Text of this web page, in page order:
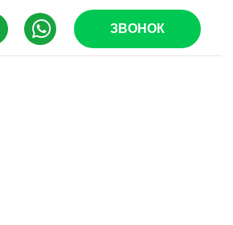
ЗВОНОК